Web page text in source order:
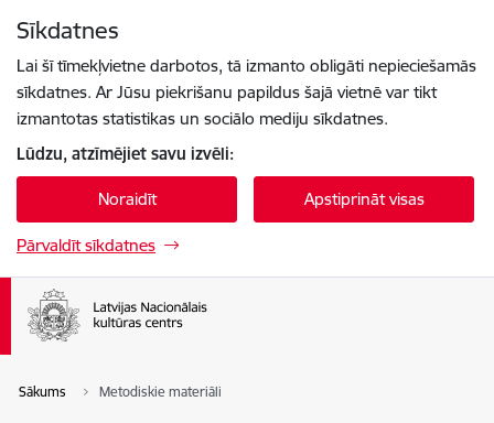
Sīkdatnes
Lai šī tīmekļvietne darbotos, tā izmanto obligāti nepieciešamās
sīkdatnes. Ar Jūsu piekrišanu papildus šajā vietnē var tikt
izmantotas statistikas un sociālo mediju sīkdatnes.
Lūdzu, atzīmējiet savu izvēli:
Noraidīt Apstiprināt visas
Pārvaldīt sīkdatnes
Sākums Metodiskie materiāli